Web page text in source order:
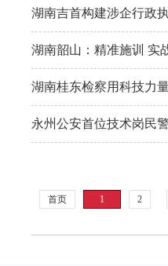
湖南吉首构建涉企行政
湖南韶山：精准施训 实
湖南桂东检察用科技力
永州公安首位技术岗民
首页 1 2